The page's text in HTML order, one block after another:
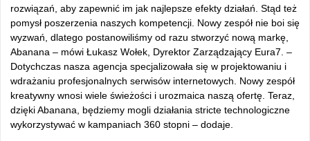
rozwiązań, aby zapewnić im jak najlepsze efekty działań. Stąd też
pomysł poszerzenia naszych kompetencji. Nowy zespół nie boi się
wyzwań, dlatego postanowiliśmy od razu stworzyć nową markę,
Abanana – mówi Łukasz Wołek, Dyrektor Zarządzający Eura7. –
Dotychczas nasza agencja specjalizowała się w projektowaniu i
wdrażaniu profesjonalnych serwisów internetowych. Nowy zespół
kreatywny wnosi wiele świeżości i urozmaica naszą ofertę. Teraz,
dzięki Abanana, będziemy mogli działania stricte technologiczne
wykorzystywać w kampaniach 360 stopni – dodaje.